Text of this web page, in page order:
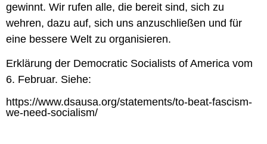
gewinnt. Wir rufen alle, die bereit sind, sich zu
wehren, dazu auf, sich uns anzuschließen und für
eine bessere Welt zu organisieren.
Erklärung der Democratic Socialists of America vom
6. Februar. Siehe:
https://www.dsausa.org/statements/to-beat-fascism-
we-need-socialism/